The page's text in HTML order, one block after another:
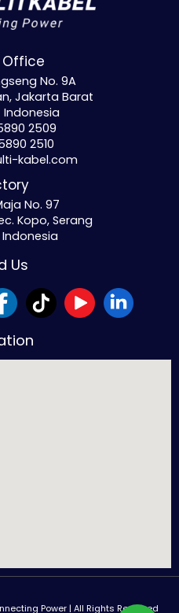
No. 9A
Jakarta Barat
2509
2510
kabel.com
No. 97
Kopo, Serang
Us
Power | All Rights Reserved